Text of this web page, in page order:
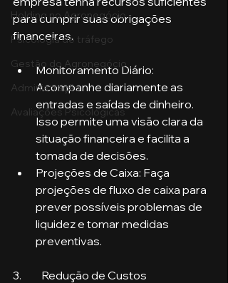
Holding no Agronegócio
Psicologia de tráfego
Gestão do Agronegócio
Administração
Avaliações Psicológicas
para cumprir suas obrigações
financeiras.
Monitoramento Diário:
Acompanhe diariamente as
entradas e saídas de dinheiro.
Isso permite uma visão clara da
situação financeira e facilita a
tomada de decisões.
Projeções de Caixa: Faça
projeções de fluxo de caixa para
prever possíveis problemas de
liquidez e tomar medidas
preventivas.
3.	Redução de Custos